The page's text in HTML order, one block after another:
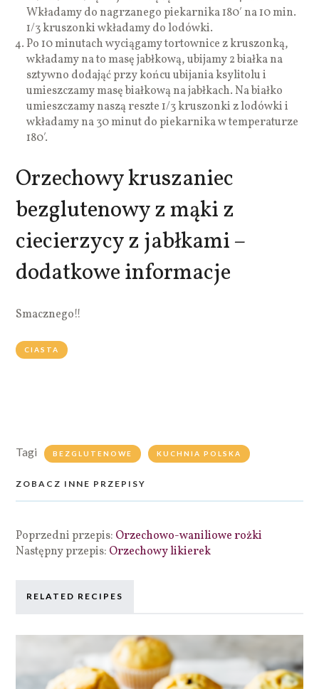
Wkładamy do nagrzanego piekarnika 180′ na 10 min.
1/3 kruszonki wkładamy do lodówki.
Po 10 minutach wyciągamy tortownice z kruszonką,
wkładamy na to masę jabłkową, ubijamy 2 białka na
sztywno dodająć przy końcu ubijania ksylitolu i
umieszczamy masę białkową na jabłkach. Na białko
umieszczamy naszą reszte 1/3 kruszonki z lodówki i
wkładamy na 30 minut do piekarnika w temperaturze
180′.
Orzechowy kruszaniec
bezglutenowy z mąki z
ciecierzycy z jabłkami –
dodatkowe informacje
Smacznego!!
CIASTA
Tagi BEZGLUTENOWE KUCHNIA POLSKA
ZOBACZ INNE PRZEPISY
Poprzedni przepis: Orzechowo-waniliowe rożki
Następny przepis: Orzechowy likierek
RELATED RECIPES